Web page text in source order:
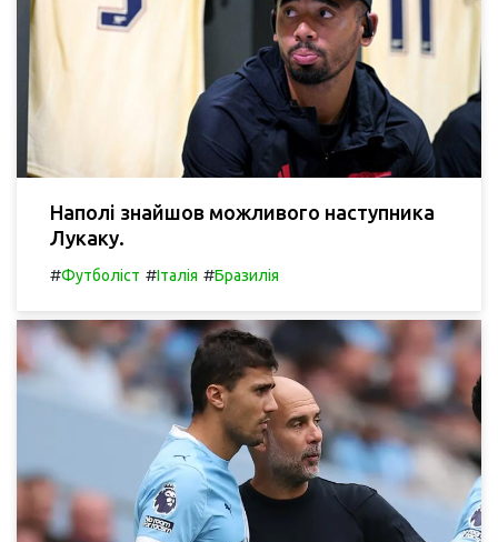
Наполі знайшов можливого наступника
Лукаку.
#Футболіст #Італія #Бразилія